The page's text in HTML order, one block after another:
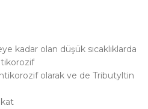
kadar olan düşük sıcaklıklarda
olarak ve de Tributyltin